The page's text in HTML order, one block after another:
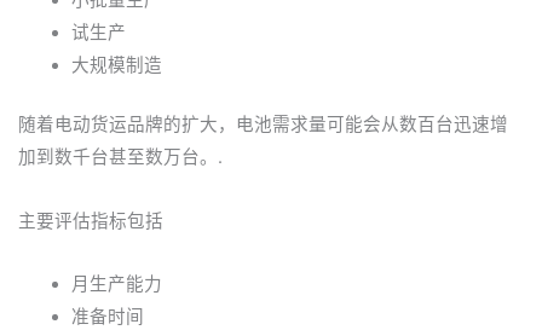
试生产
大规模制造
随着电动货运品牌的扩大，电池需求量可能会从数百台迅速增
加到数千台甚至数万台。.
主要评估指标包括
月生产能力
准备时间